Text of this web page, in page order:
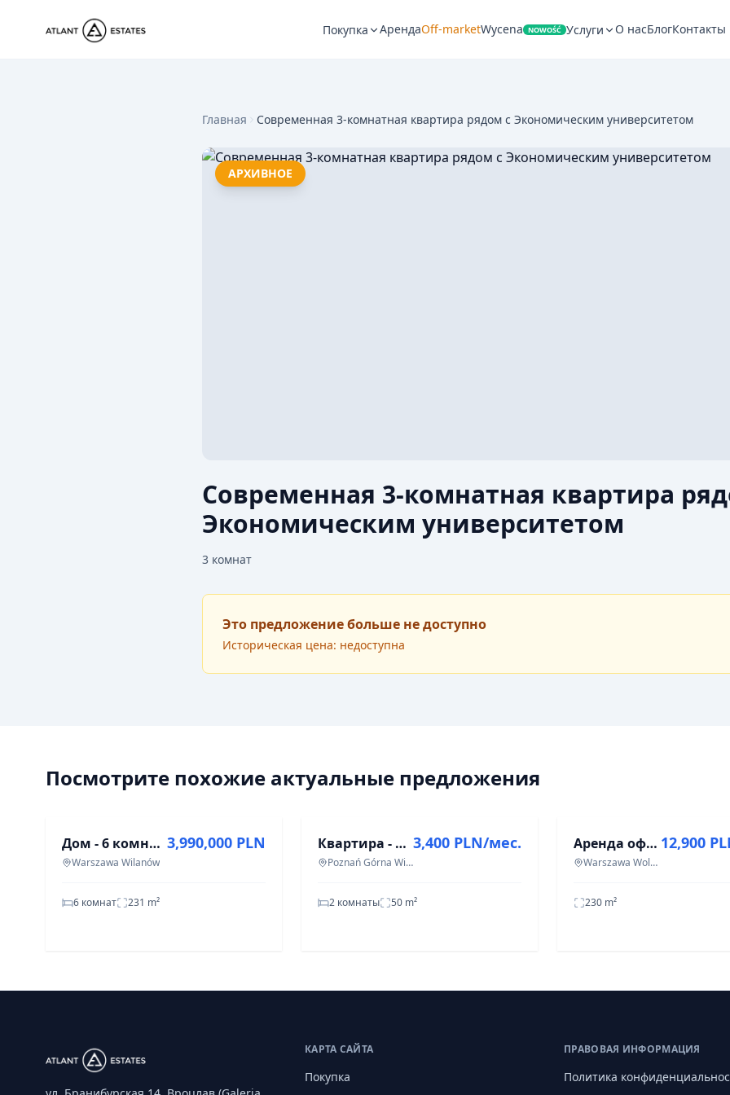
Покупка АрендаOff-marketWycena NOWOŚĆ Услуги О насБлогКонтакты
Главная Современная 3-комнатная квартира рядом с Экономическим университетом
АРХИВНОЕ
Современная 3-комнатная квартира
Экономическим университетом
3 комнат
Это предложение больше не доступно
Историческая цена: недоступна
Посмотрите похожие актуальные предложения
Дом - 6 комнат - 231 м² - ул. Resorowa Варшава Виланов
Warszawa Wilanów
3,990,000 PLN
6 комнат 231 m²
Квартира - 2 комнаты - 50 м² - ул. Bielniki Познань Гурна Вильда
Poznań Górna Wilda
3,400 PLN/мес.
2 комнаты 50 m²
Аренда офиса в Варшаве, Воля Ульрыхув, 8 комнат, 230 м²
Warszawa Wola Ulrychów
12,900
230 m²
КАРТА САЙТА
Покупка
ПРАВОВАЯ ИНФОРМАЦИЯ
Политика